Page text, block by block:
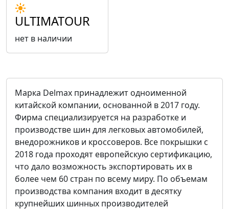
ULTIMATOUR
нет в наличии
Марка Delmax принадлежит одноименной
китайской компании, основанной в 2017 году.
Фирма специализируется на разработке и
производстве шин для легковых автомобилей,
внедорожников и кроссоверов. Все покрышки с
2018 года проходят европейскую сертификацию,
что дало возможность экспортировать их в
более чем 60 стран по всему миру. По объемам
производства компания входит в десятку
крупнейших шинных производителей